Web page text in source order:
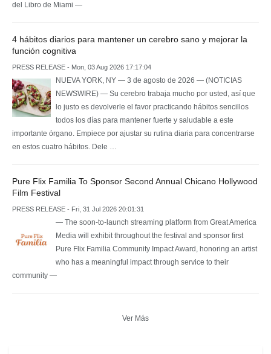
del Libro de Miami —
4 hábitos diarios para mantener un cerebro sano y mejorar la
función cognitiva
PRESS RELEASE - Mon, 03 Aug 2026 17:17:04
NUEVA YORK, NY — 3 de agosto de 2026 — (NOTICIAS
NEWSWIRE) — Su cerebro trabaja mucho por usted, así que
lo justo es devolverle el favor practicando hábitos sencillos
todos los días para mantener fuerte y saludable a este
importante órgano. Empiece por ajustar su rutina diaria para concentrarse
en estos cuatro hábitos. Dele …
Pure Flix Familia To Sponsor Second Annual Chicano Hollywood
Film Festival
PRESS RELEASE - Fri, 31 Jul 2026 20:01:31
— The soon-to-launch streaming platform from Great America
Media will exhibit throughout the festival and sponsor first
Pure Flix Familia Community Impact Award, honoring an artist
who has a meaningful impact through service to their
community —
Ver Más